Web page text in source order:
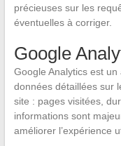
précieuses sur les
éventuelles à corriger.
Google
Google Analytics est
données détaillées sur
site : pages visitées,
informations sont
améliorer l’expérience